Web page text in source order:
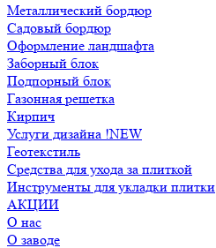
Металлический бордюр
Садовый бордюр
Оформление ландшафта
Заборный блок
Подпорный блок
Газонная решетка
Кирпич
Услуги дизайна !NEW
Геотекстиль
Средства для ухода за плиткой
Инструменты для укладки плитки
АКЦИИ
О нас
О заводе